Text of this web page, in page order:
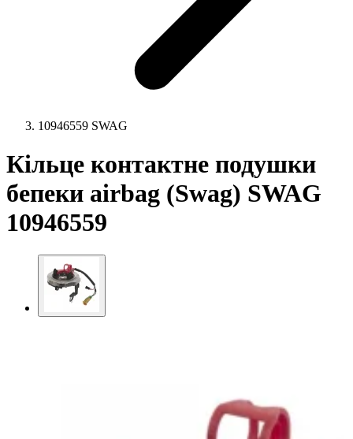
10946559 SWAG
Кільце контактне подушки
бепеки airbag (Swag) SWAG
10946559